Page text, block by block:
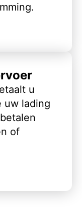
u
uw lading
of